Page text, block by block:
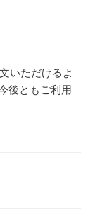
いただけるよ
後ともご利用